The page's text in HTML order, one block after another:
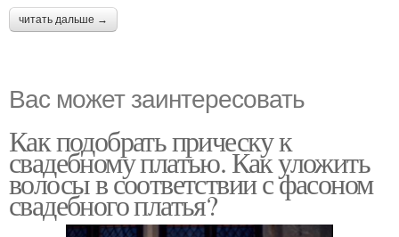
читать дальше →
Вас может заинтересовать
Как подобрать прическу к
свадебному платью. Как уложить
волосы в соответствии с фасоном
свадебного платья?